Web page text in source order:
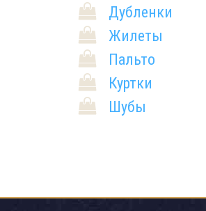
Дубленки
Жилеты
Пальто
Куртки
Шубы